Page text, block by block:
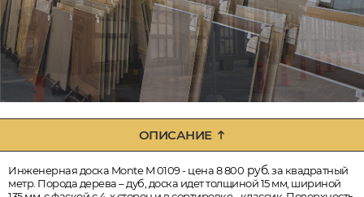
ОПИСАНИЕ
Инженерная доска Monte M 0109 - цена 8 800 руб.за квадратный
метр. Порода дерева – дуб, доска идет толщиной 15 мм, шириной